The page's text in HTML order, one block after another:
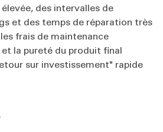
des intervalles de
et des temps de réparation très
frais de maintenance
la pureté du produit final
sur investissement" rapide